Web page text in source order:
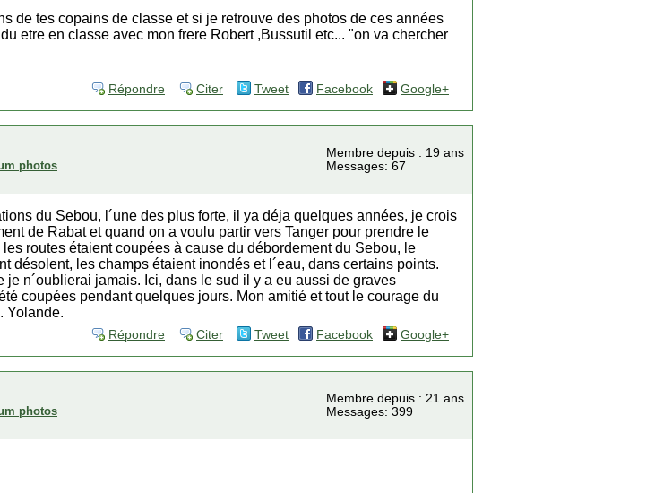
de tes copains de classe et si je retrouve des photos de ces années
etre en classe avec mon frere Robert ,Bussutil etc... "on va chercher
Répondre Citer Tweet Facebook Google+
photos
Membre depuis : 19 ans
Messages: 67
du Sebou, l´une des plus forte, il ya déja quelques années, je crois
de Rabat et quand on a voulu partir vers Tanger pour prendre le
routes étaient coupées à cause du débordement du Sebou, le
désolent, les champs étaient inondés et l´eau, dans certains points.
n´oublierai jamais. Ici, dans le sud il y a eu aussi de graves
coupées pendant quelques jours. Mon amitié et tout le courage du
Yolande.
Répondre Citer Tweet Facebook Google+
photos
Membre depuis : 21 ans
Messages: 399